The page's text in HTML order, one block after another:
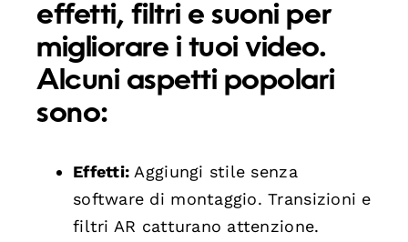
effetti, filtri e suoni per
migliorare i tuoi video.
Alcuni aspetti popolari
sono:
Effetti: Aggiungi stile senza
software di montaggio. Transizioni e
filtri AR catturano attenzione.